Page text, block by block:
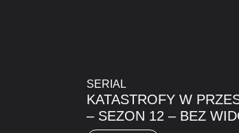
SERIAL
KATASTROFY W
– SEZON 12 – BEZ